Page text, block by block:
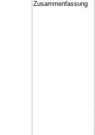
Zusammenfassung